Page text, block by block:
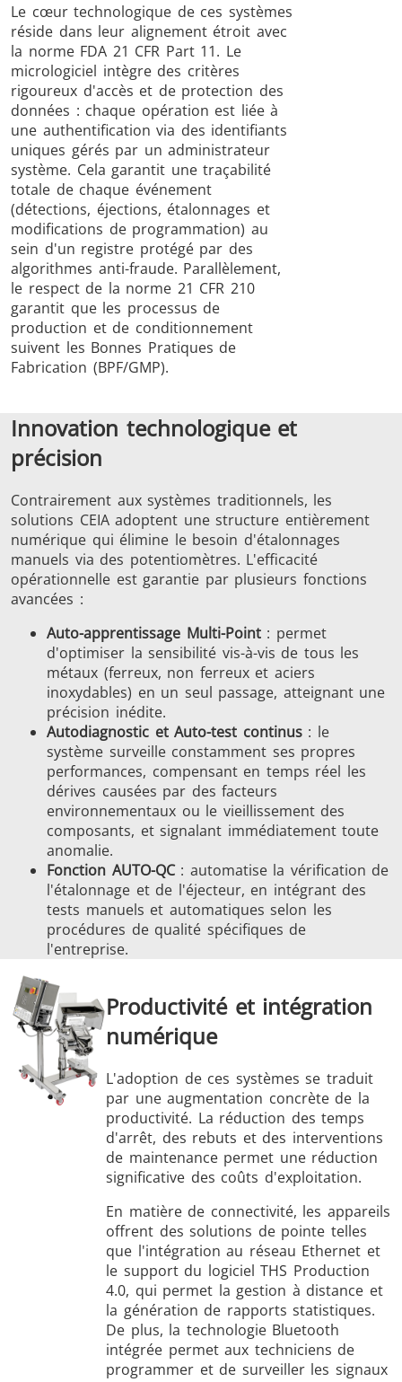
Le cœur technologique de ces systèmes
réside dans leur alignement étroit avec
la norme FDA 21 CFR Part 11. Le
micrologiciel intègre des critères
rigoureux d'accès et de protection des
données : chaque opération est liée à
une authentification via des identifiants
uniques gérés par un administrateur
système. Cela garantit une traçabilité
totale de chaque événement
(détections, éjections, étalonnages et
modifications de programmation) au
sein d'un registre protégé par des
algorithmes anti-fraude. Parallèlement,
le respect de la norme 21 CFR 210
garantit que les processus de
production et de conditionnement
suivent les Bonnes Pratiques de
Fabrication (BPF/GMP).
Innovation technologique et
précision
Contrairement aux systèmes traditionnels, les
solutions CEIA adoptent une structure entièrement
numérique qui élimine le besoin d'étalonnages
manuels via des potentiomètres. L'efficacité
opérationnelle est garantie par plusieurs fonctions
avancées :
Auto-apprentissage Multi-Point: permet
d'optimiser la sensibilité vis-à-vis de tous les
métaux (ferreux, non ferreux et aciers
inoxydables) en un seul passage, atteignant une
précision inédite.
Autodiagnostic et Auto-test continus: le
système surveille constamment ses propres
performances, compensant en temps réel les
dérives causées par des facteurs
environnementaux ou le vieillissement des
composants, et signalant immédiatement toute
anomalie.
Fonction AUTO-QC: automatise la vérification de
l'étalonnage et de l'éjecteur, en intégrant des
tests manuels et automatiques selon les
procédures de qualité spécifiques de
l'entreprise.
Productivité et intégration
numérique
L'adoption de ces systèmes se traduit
par une augmentation concrète de la
productivité. La réduction des temps
d'arrêt, des rebuts et des interventions
de maintenance permet une réduction
significative des coûts d'exploitation.
En matière de connectivité, les appareils
offrent des solutions de pointe telles
que l'intégration au réseau Ethernet et
le support du logiciel THS Production
4.0, qui permet la gestion à distance et
la génération de rapports statistiques.
De plus, la technologie Bluetooth
intégrée permet aux techniciens de
programmer et de surveiller les signaux